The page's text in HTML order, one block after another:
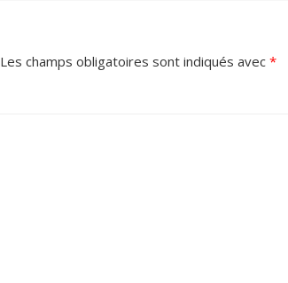
Les champs obligatoires sont indiqués avec *